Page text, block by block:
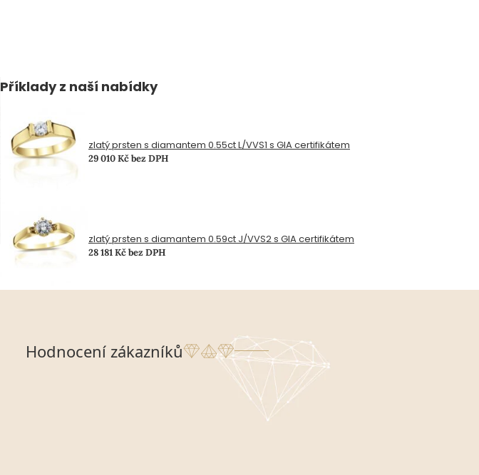
Příklady z naší nabídky
zlatý prsten s diamantem 0.55ct L/VVS1 s GIA certifikátem
29 010 Kč bez DPH
zlatý prsten s diamantem 0.59ct J/VVS2 s GIA certifikátem
28 181 Kč bez DPH
Hodnocení zákazníků